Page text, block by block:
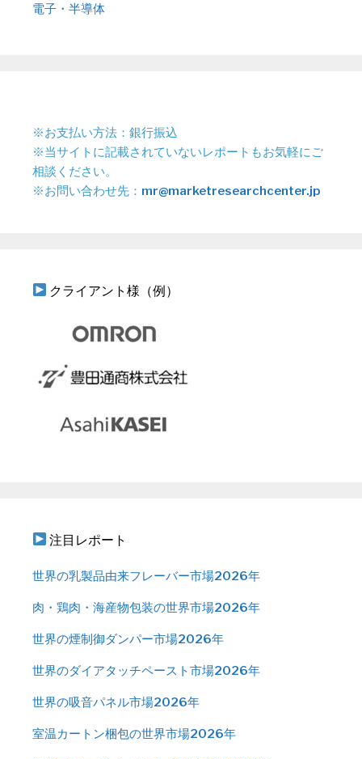
電子・半導体
※お支払い方法：銀行振込
※当サイトに記載されていないレポートもお気軽にご
相談ください。
※お問い合わせ先： mr@marketresearchcenter.jp
クライアント様（例）
注目レポート
世界の乳製品由来フレーバー市場2026年
肉・鶏肉・海産物包装の世界市場2026年
世界の煙制御ダンパー市場2026年
世界のダイアタッチペースト市場2026年
世界の吸音パネル市場2026年
室温カートン梱包の世界市場2026年